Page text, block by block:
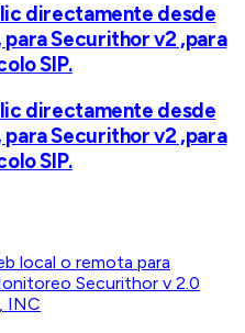
directamente desde
Securithor v2 ,para
SIP.
directamente desde
Securithor v2 ,para
SIP.
INC